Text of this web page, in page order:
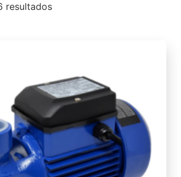
resultados